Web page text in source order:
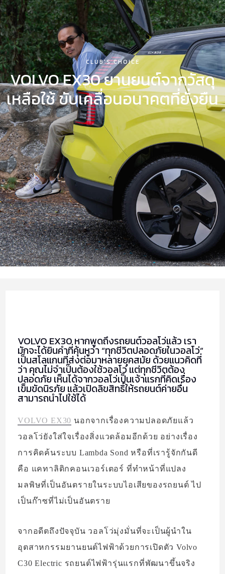
VISIT
MAKE
CLUB’S CHOICE
SOLO EXHIBITION
ABOUT US
CLUB'S CHOICE
VOLVO EX30 ยานยนต์จากวัสดุ
เหลือใช้ ขับเคลื่อนอนาคตที่ยั่งยืน
VOLVO EX30 หากพูดถึงรถยนต์วอลโว่แล้ว เรา
มักจะได้ยินคำที่คุ้นหูว่า “ทุกชีวิตปลอดภัยในวอลโว่”
เป็นสโลแกนที่ส่งต่อมาหลายยุคสมัย ด้วยแนวคิดที่
ว่า คุณไม่จำเป็นต้องใช้วอลโว่ แต่ทุกชีวิตต้อง
ปลอดภัย เห็นได้จากวอลโว่เป็นเจ้าแรกที่คิดเรื่อง
เข็มขัดนิรภัย แล้วเปิดลิขสิทธิ์ให้รถยนต์ค่ายอื่น
สามารถนำไปใช้ได้
VOLVO EX30 นอกจากเรื่องความปลอดภัยแล้ว
วอลโว่ยังใส่ใจเรื่องสิ่งแวดล้อมอีกด้วย อย่างเรื่อง
การคิดค้นระบบ Lambda Sond หรือที่เรารู้จักกันดี
คือ แคทาลิติกคอนเวอร์เตอร์ ที่ทำหน้าที่แปลง
มลพิษที่เป็นอันตรายในระบบไอเสียของรถยนต์ ไป
เป็นก๊าซที่ไม่เป็นอันตราย
จากอดีตถึงปัจจุบัน วอลโว่มุ่งมั่นที่จะเป็นผู้นำใน
อุตสาหกรรมยานยนต์ไฟฟ้าด้วยการเปิดตัว Volvo
C30 Electric รถยนต์ไฟฟ้ารุ่นแรกที่พัฒนาขึ้นจริง